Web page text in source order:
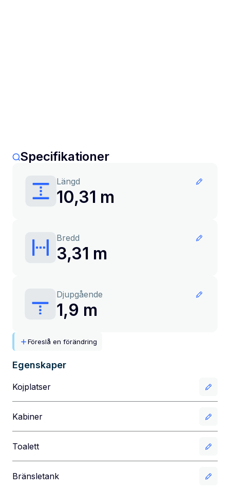
Specifikationer
Längd
10,31 m
Bredd
3,31 m
Djupgående
1,9 m
Föreslå en förändring
Egenskaper
Kojplatser
Kabiner
Toalett
Bränsletank